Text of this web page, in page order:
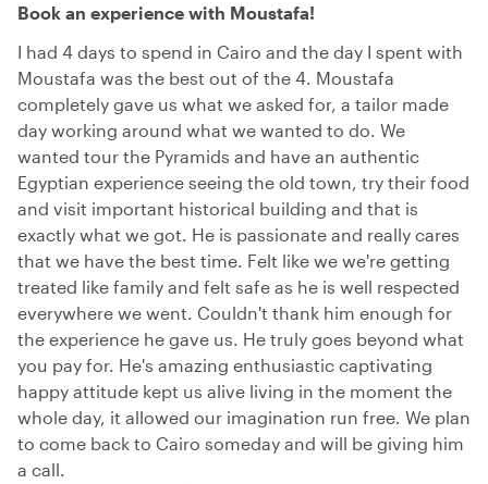
Book an experience with Moustafa!
I had 4 days to spend in Cairo and the day I spent with
Moustafa was the best out of the 4. Moustafa
completely gave us what we asked for, a tailor made
day working around what we wanted to do. We
wanted tour the Pyramids and have an authentic
Egyptian experience seeing the old town, try their food
and visit important historical building and that is
exactly what we got. He is passionate and really cares
that we have the best time. Felt like we we're getting
treated like family and felt safe as he is well respected
everywhere we went. Couldn't thank him enough for
the experience he gave us. He truly goes beyond what
you pay for. He's amazing enthusiastic captivating
happy attitude kept us alive living in the moment the
whole day, it allowed our imagination run free. We plan
to come back to Cairo someday and will be giving him
a call.